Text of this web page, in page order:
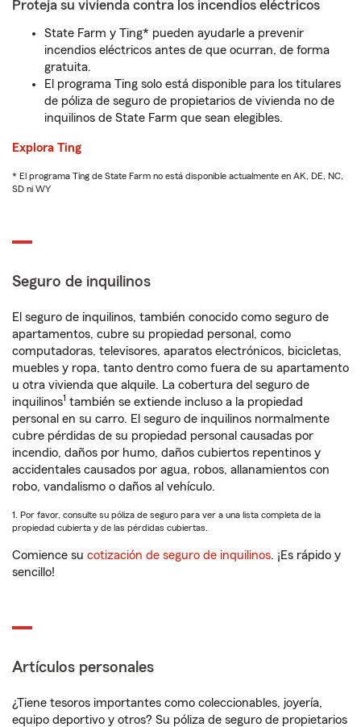
Proteja su vivienda contra los incendios eléctricos
State Farm y Ting* pueden ayudarle a prevenir
incendios eléctricos antes de que ocurran, de forma
gratuita.
El programa Ting solo está disponible para los titulares
de póliza de seguro de propietarios de vivienda no de
inquilinos de State Farm que sean elegibles.
Explora Ting
* El programa Ting de State Farm no está disponible actualmente en AK, DE, NC,
SD ni WY
Seguro de inquilinos
El seguro de inquilinos, también conocido como seguro de
apartamentos, cubre su propiedad personal, como
computadoras, televisores, aparatos electrónicos, bicicletas,
muebles y ropa, tanto dentro como fuera de su apartamento
u otra vivienda que alquile. La cobertura del seguro de
inquilinos1 también se extiende incluso a la propiedad
personal en su carro. El seguro de inquilinos normalmente
cubre pérdidas de su propiedad personal causadas por
incendio, daños por humo, daños cubiertos repentinos y
accidentales causados por agua, robos, allanamientos con
robo, vandalismo o daños al vehículo.
1. Por favor, consulte su póliza de seguro para ver a una lista completa de la
propiedad cubierta y de las pérdidas cubiertas.
Comience su cotización de seguro de inquilinos. ¡Es rápido y
sencillo!
Artículos personales
¿Tiene tesoros importantes como coleccionables, joyería,
equipo deportivo y otros? Su póliza de seguro de propietarios